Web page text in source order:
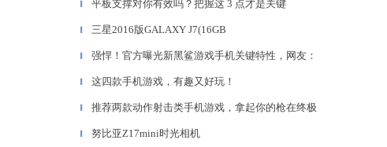
▎ 平板支撑对你有效吗？把握这 3 点才是关键
▎ 三星2016版GALAXY J7(16GB
▎ 强悍！官方曝光新黑鲨游戏手机关键特性，网友：
▎ 这四款手机游戏，有趣又好玩！
▎ 推荐两款动作射击类手机游戏，拿起你的枪在终极
▎ 努比亚Z17mini时光相机